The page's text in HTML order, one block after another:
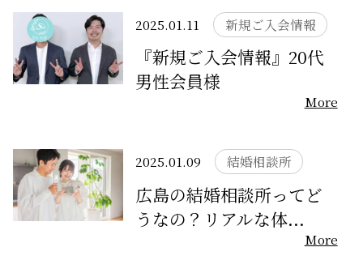
料金
サービス比較
よくある質問
代表挨拶
2025.01.11 新規ご入会情報
『新規ご入会情報』20代
男性会員様
More
2025.01.09 結婚相談所
広島の結婚相談所ってど
うなの？リアルな体...
More